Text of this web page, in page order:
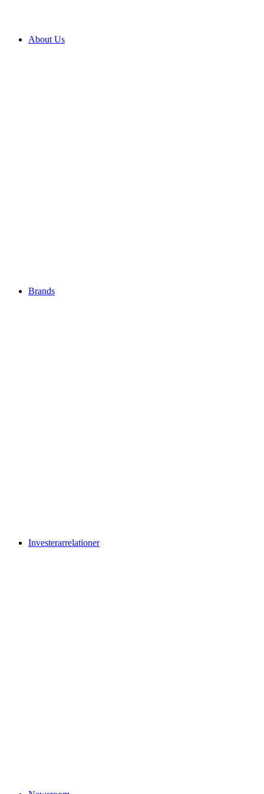
About Us
Brands
Investerarrelationer